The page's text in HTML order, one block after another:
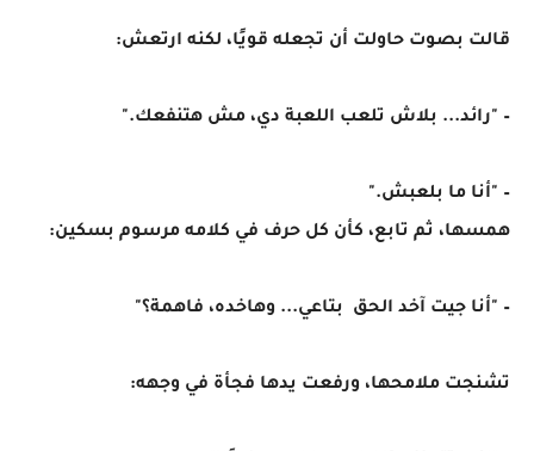
قالت بصوت حاولت أن تجعله قويًا، لكنه ارتعش:
– "رائد... بلاش تلعب اللعبة دي، مش هتنفعك."
– "أنا ما بلعبش."
همسها، ثم تابع، كأن كل حرف في كلامه مرسوم بسكين:
– "أنا جيت آخد الحق بتاعي... وهاخده، فاهمة؟"
تشنجت ملامحها، ورفعت يدها فجأة في وجهه: